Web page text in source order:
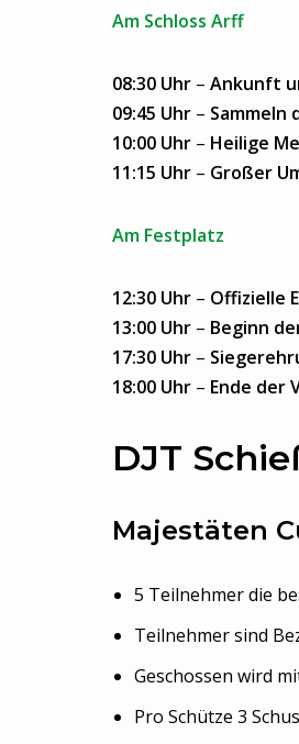
Am Schloss Arff
08:30 Uhr – Ankunft
09:45 Uhr – Sammeln
10:00 Uhr – Heilige
11:15 Uhr – Großer
Am Festplatz
12:30 Uhr – Offizielle
13:00 Uhr – Beginn
17:30 Uhr –
18:00 Uhr – Ende der
DJT
Majestäten
5 Teilnehmer die
Teilnehmer sind
Geschossen wird
Pro Schütze 3